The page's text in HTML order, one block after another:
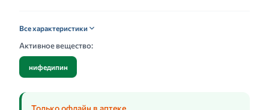
Все характеристики
Активное вещество:
нифедипин
Только офлайн в аптеке